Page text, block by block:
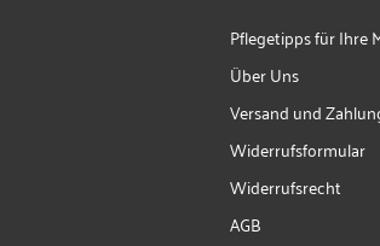
Pflegetipps für Ihre
Über Uns
Versand und
Widerrufsformular
Widerrufsrecht
AGB